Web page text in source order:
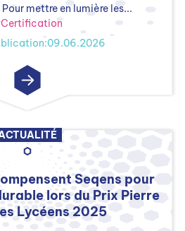
mettre en lumière les...
Seqens pour
lors du Prix Pierre
Lycéens 2025